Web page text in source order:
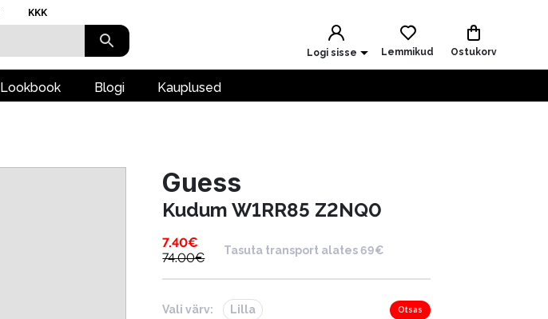
KKK
Logi sisse Lemmikud Ostukorv
Lookbook Blogi Kauplused
Guess
Kudum W1RR85 Z2NQ0
7.40€
74.00€
Tasuta transport alates 69€
Vali värv: Lilla Otsas